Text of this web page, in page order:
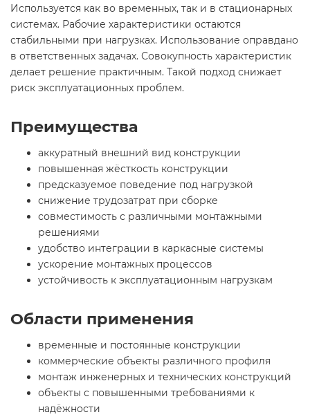
Используется как во временных, так и в стационарных
системах. Рабочие характеристики остаются
стабильными при нагрузках. Использование оправдано
в ответственных задачах. Совокупность характеристик
делает решение практичным. Такой подход снижает
риск эксплуатационных проблем.
Преимущества
аккуратный внешний вид конструкции
повышенная жёсткость конструкции
предсказуемое поведение под нагрузкой
снижение трудозатрат при сборке
совместимость с различными монтажными
решениями
удобство интеграции в каркасные системы
ускорение монтажных процессов
устойчивость к эксплуатационным нагрузкам
Области применения
временные и постоянные конструкции
коммерческие объекты различного профиля
монтаж инженерных и технических конструкций
объекты с повышенными требованиями к
надёжности